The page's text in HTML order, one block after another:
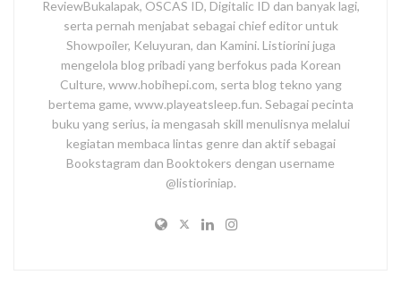
ReviewBukalapak, OSCAS ID, Digitalic ID dan banyak lagi,
serta pernah menjabat sebagai chief editor untuk
Showpoiler, Keluyuran, dan Kamini. Listiorini juga
mengelola blog pribadi yang berfokus pada Korean
Culture, www.hobihepi.com, serta blog tekno yang
bertema game, www.playeatsleep.fun. Sebagai pecinta
buku yang serius, ia mengasah skill menulisnya melalui
kegiatan membaca lintas genre dan aktif sebagai
Bookstagram dan Booktokers dengan username
@listioriniap.